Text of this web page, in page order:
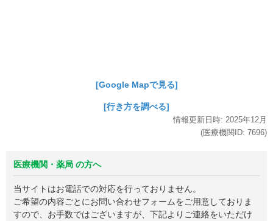
[Google Mapで見る]
[行き方を調べる]
情報更新日時: 2025年12月
(医療機関ID: 7696)
医療機関・薬局 の方へ
当サイトはお電話での対応を行っておりません。
ご希望の内容ごとにお問い合わせフォームをご用意しておりま
すので、お手数ではございますが、下記よりご連絡をいただけ